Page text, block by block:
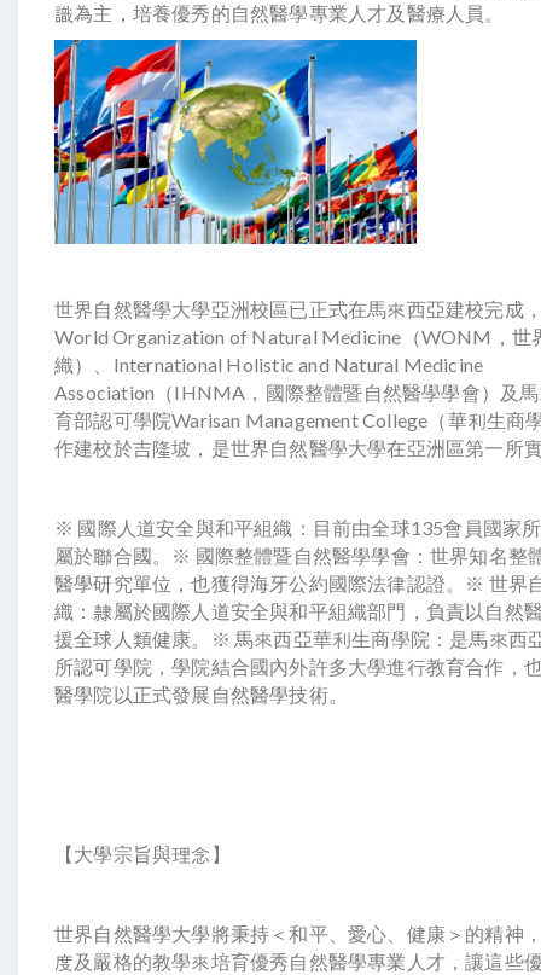
識為主，培養優秀的自然醫學專業人才及醫療人員。
世界自然醫學大學亞洲校區已正式在馬來西亞建校完成
World Organization of Natural Medicine（WONM，世
織）、International Holistic and Natural Medicine
Association（IHNMA，國際整體暨自然醫學學會）及
育部認可學院Warisan Management College（華利生商
作建校於吉隆坡，是世界自然醫學大學在亞洲區第一所
※ 國際人道安全與和平組織：目前由全球135會員國家
屬於聯合國。※ 國際整體暨自然醫學學會：世界知名整
醫學研究單位，也獲得海牙公約國際法律認證。※ 世界
織：隸屬於國際人道安全與和平組織部門，負責以自然
援全球人類健康。※ 馬來西亞華利生商學院：是馬來西
所認可學院，學院結合國內外許多大學進行教育合作，
醫學院以正式發展自然醫學技術。
【大學宗旨與理念】
世界自然醫學大學將秉持＜和平、愛心、健康＞的精神
度及嚴格的教學來培育優秀自然醫學專業人才，讓這些